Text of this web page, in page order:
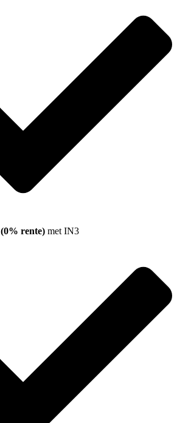
(0% rente) met IN3